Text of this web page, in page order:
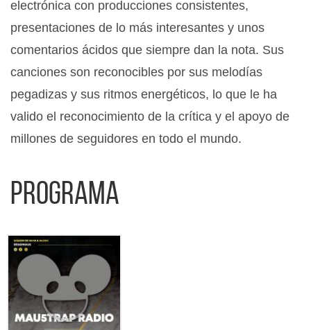
electrónica con producciones consistentes,
presentaciones de lo más interesantes y unos
comentarios ácidos que siempre dan la nota. Sus
canciones son reconocibles por sus melodías
pegadizas y sus ritmos energéticos, lo que le ha
valido el reconocimiento de la crítica y el apoyo de
millones de seguidores en todo el mundo.
Programa